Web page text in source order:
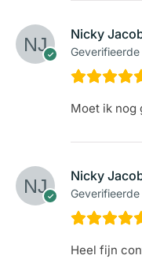
Nicky
Moet ik nog
Nicky
Heel fijn